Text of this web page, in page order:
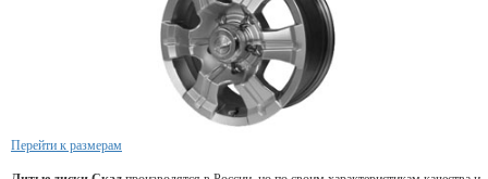
Перейти к размерам